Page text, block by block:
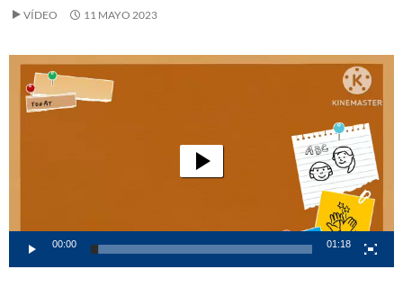
VÍDEO 11 MAYO 2023
Reproductor
vídeo
00:00 01:18